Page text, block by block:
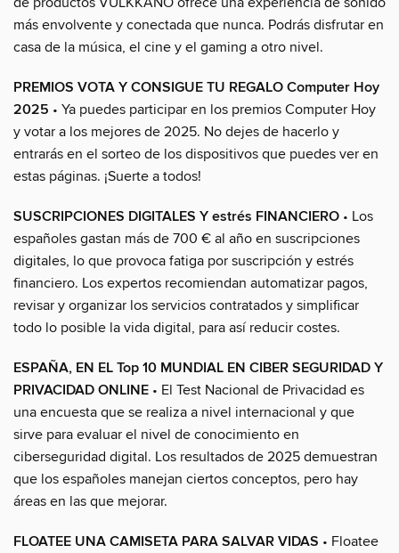
más envolvente y conectada que nunca. Podrás disfrutar en
casa de la música, el cine y el gaming a otro nivel.
PREMIOS VOTA Y CONSIGUE TU REGALO Computer Hoy
2025 • Ya puedes participar en los premios Computer Hoy
y votar a los mejores de 2025. No dejes de hacerlo y
entrarás en el sorteo de los dispositivos que puedes ver en
estas páginas. ¡Suerte a todos!
SUSCRIPCIONES DIGITALES Y estrés FINANCIERO • Los
españoles gastan más de 700 € al año en suscripciones
digitales, lo que provoca fatiga por suscripción y estrés
financiero. Los expertos recomiendan automatizar pagos,
revisar y organizar los servicios contratados y simplificar
todo lo posible la vida digital, para así reducir costes.
ESPAÑA, EN EL Top 10 MUNDIAL EN CIBER SEGURIDAD Y
PRIVACIDAD ONLINE • El Test Nacional de Privacidad es
una encuesta que se realiza a nivel internacional y que
sirve para evaluar el nivel de conocimiento en
ciberseguridad digital. Los resultados de 2025 demuestran
que los españoles manejan ciertos conceptos, pero hay
áreas en las que mejorar.
FLOATEE UNA CAMISETA PARA SALVAR VIDAS • Floatee